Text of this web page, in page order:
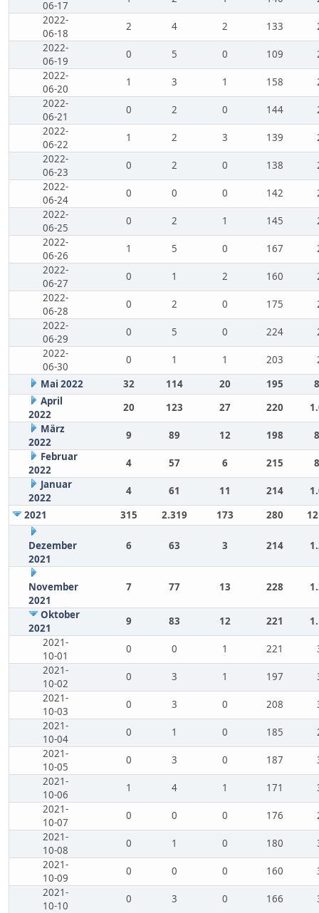
06-17
2022-
06-18
2 4 2 133
2022-
06-19
0 5 0 109
2022-
06-20
1 3 1 158
2022-
06-21
0 2 0 144
2022-
06-22
1 2 3 139
2022-
06-23
0 2 0 138
2022-
06-24
0 0 0 142
2022-
06-25
0 2 1 145
2022-
06-26
1 5 0 167
2022-
06-27
0 1 2 160
2022-
06-28
0 2 0 175
2022-
06-29
0 5 0 224
2022-
06-30
0 1 1 203
Mai 2022
32 114 20 195
April
2022
20 123 27 220
März
2022
9 89 12 198
Februar
2022
4 57 6 215
Januar
2022
4 61 11 214
2021
315 2.319 173 280
Dezember
2021
6 63 3 214
November
2021
7 77 13 228
Oktober
2021
9 83 12 221
2021-
10-01
0 0 1 221
2021-
10-02
0 3 1 197
2021-
10-03
0 3 0 208
2021-
10-04
0 1 0 185
2021-
10-05
0 3 0 187
2021-
10-06
1 4 1 171
2021-
10-07
0 0 0 176
2021-
10-08
0 1 0 180
2021-
10-09
0 0 0 160
2021-
10-10
0 3 0 166